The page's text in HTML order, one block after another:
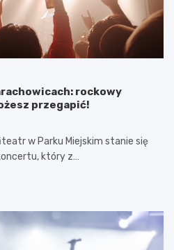
rockowy
przegapić!
w Parku Miejskim stanie się
który z…